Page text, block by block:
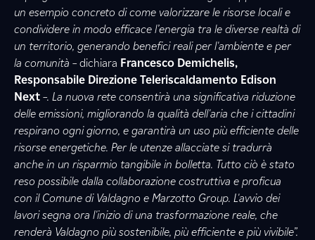
un esempio concreto di come valorizzare le risorse locali e
condividere in modo efficace l’energia tra le diverse realtà di
un territorio, generando benefici reali per l'ambiente e per
la comunità – dichiara Francesco Demichelis,
Responsabile Direzione Teleriscaldamento Edison
Next –. La nuova rete consentirà una significativa riduzione
delle emissioni, migliorando la qualità dell'aria che i cittadini
respirano ogni giorno, e garantirà un uso più efficiente delle
risorse energetiche. Per le utenze allacciate si tradurrà
anche in un risparmio tangibile in bolletta. Tutto ciò è stato
reso possibile dalla collaborazione costruttiva e proficua
con il Comune di Valdagno e Marzotto Group. L'avvio dei
lavori segna ora l'inizio di una trasformazione reale, che
renderà Valdagno più sostenibile, più efficiente e più vivibile”.